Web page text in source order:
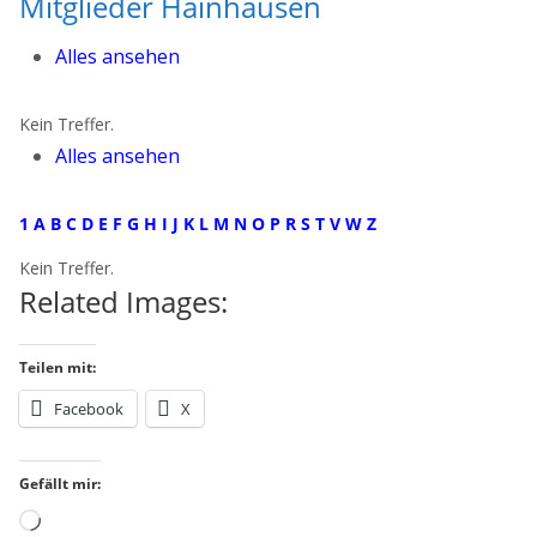
Alles ansehen
Kein Treffer.
Alles ansehen
1 A B C D E F G H I J K L M N O P R S T V W Z
Kein Treffer.
Related Images:
Teilen mit:
Facebook X
Gefällt mir:
Wird